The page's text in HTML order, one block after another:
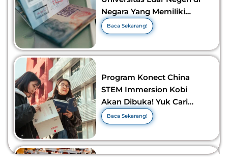
Negara Yang Memiliki
Visa Murah di 2026-2027!
Baca Sekarang!
Program Konect China
STEM Immersion Kobi
Akan Dibuka! Yuk Cari
Tahu Info Selengkapnya!
Baca Sekarang!